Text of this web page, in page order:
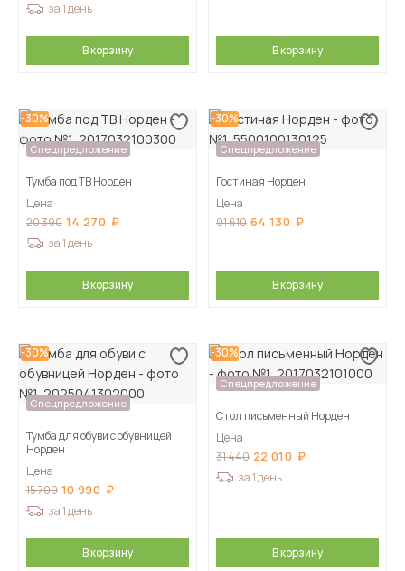
за 1 день
В корзину В корзину
-30%
Спецпредложение
Тумба под ТВ Норден
Цена
20 390 14 270
за 1 день
В корзину
-30%
Спецпредложение
Гостиная Норден
Цена
91 610 64 130
В корзину
-30%
Спецпредложение
Тумба для обуви с обувницей
Норден
Цена
15 700 10 990
за 1 день
В корзину
-30%
Спецпредложение
Стол письменный Норден
Цена
31 440 22 010
за 1 день
В корзину